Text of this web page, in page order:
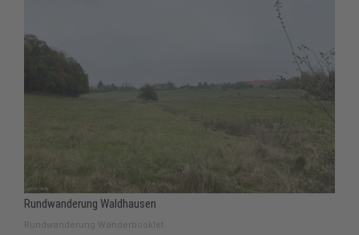
Rundwanderung Waldhausen
Rundwanderung Wanderbooklet